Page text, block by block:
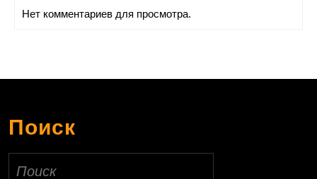
Нет комментариев для просмотра.
Поиск